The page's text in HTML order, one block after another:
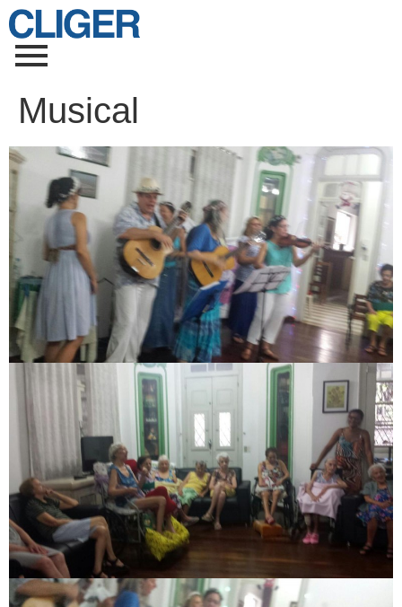
Musical